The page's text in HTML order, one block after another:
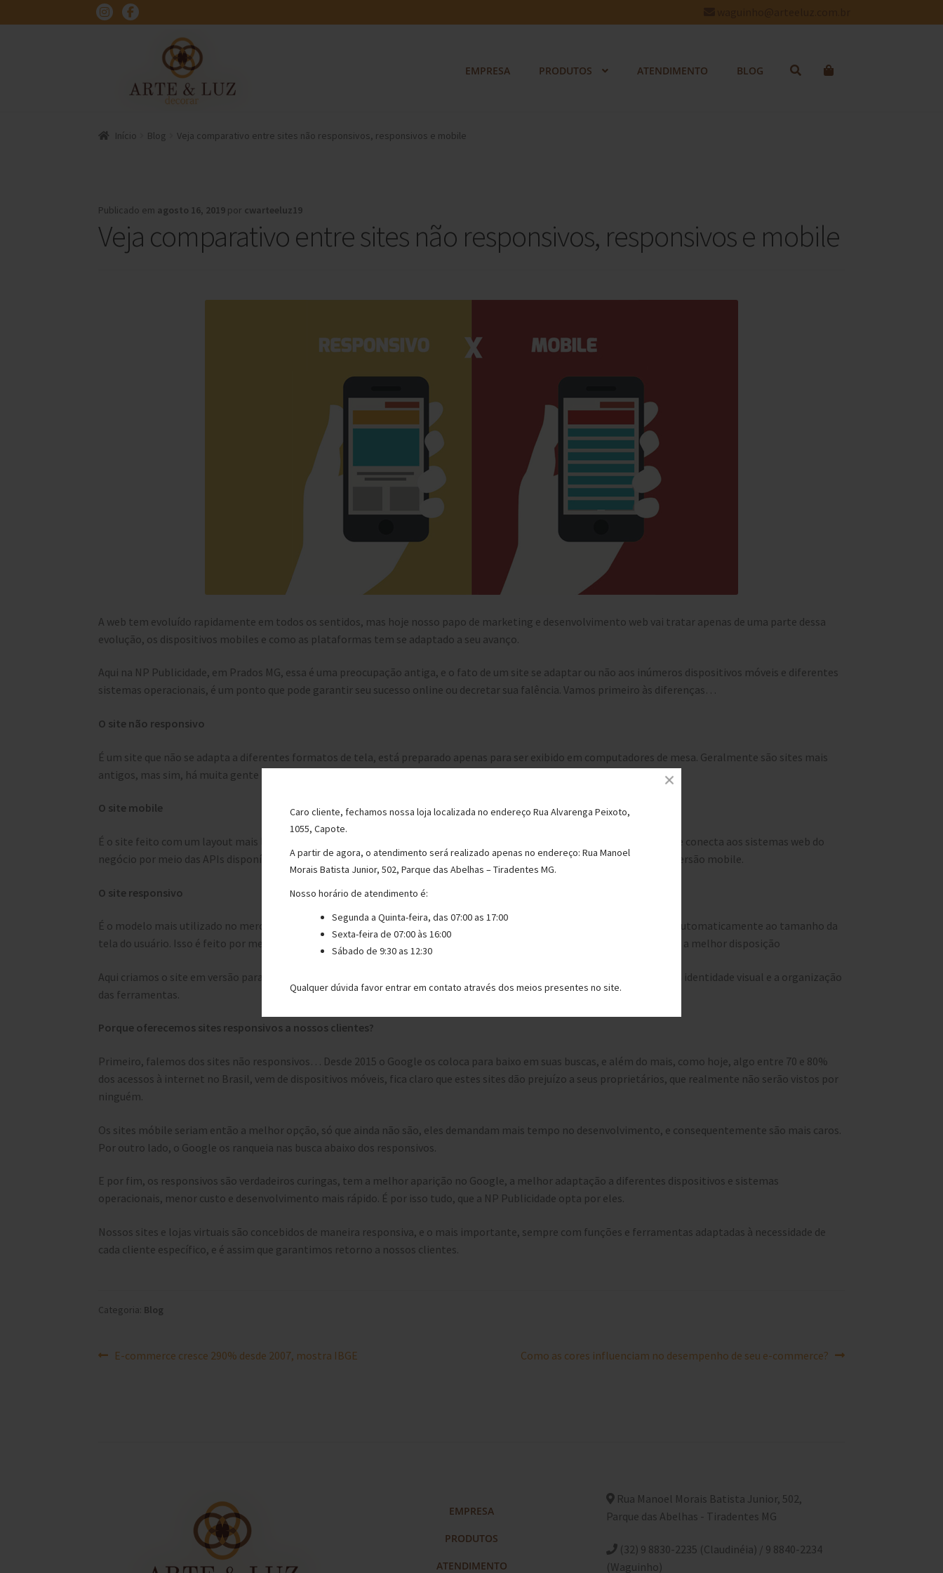
Caro cliente, fechamos nossa loja localizada no endereço Rua Alvarenga Peixoto,
1055, Capote.
A partir de agora, o atendimento será realizado apenas no endereço: Rua Manoel
Morais Batista Junior, 502, Parque das Abelhas – Tiradentes MG.
Nosso horário de atendimento é:
Segunda a Quinta-feira, das 07:00 as 17:00
Sexta-feira de 07:00 às 16:00
Sábado de 9:30 as 12:30
Qualquer dúvida favor entrar em contato através dos meios presentes no site.
conteúdo
EMPRESA PRODUTOS ATENDIMENTO BLOG
Início Blog Veja comparativo entre sites não responsivos, responsivos e mobile
Publicado em agosto 16, 2019 por cwarteeluz19
Veja comparativo entre sites não responsivos, responsivos e mobile
A web tem evoluído rapidamente em todos os sentidos, mas hoje nosso papo de marketing e desenvolvimento web vai tratar apenas de uma parte dessa
evolução, os dispositivos mobiles e como as plataformas tem se adaptado a seu avanço.
Aqui na NP Publicidade, em Prados MG, essa é uma preocupação antiga, e o fato de um site se adaptar ou não aos inúmeros dispositivos móveis e diferentes
sistemas operacionais, é um ponto que pode garantir seu sucesso online ou decretar sua falência. Vamos primeiro às diferenças…
O site não responsivo
É um site que não se adapta a diferentes formatos de tela, está preparado apenas para ser exibido em computadores de mesa. Geralmente são sites mais
antigos, mas sim, há muita gente por aí fazendo sites deste jeito até hoje.
O site mobile
É o site feito com um layout mais leve, todo voltado para aparelhos móveis. Em geral, é acessível por uma URL própria e se conecta aos sistemas web do
negócio por meio das APIs disponíveis. Nesse caso, a versão para computadores é criada depois, como uma adaptação da versão mobile.
O site responsivo
É o modelo mais utilizado no mercado, e é a forma como trabalhamos aqui na NP Publicidade. Ele é aquele que se adapta automaticamente ao tamanho da
tela do usuário. Isso é feito por meio de configurações específicas no site que entendem o formato de tela e criam para tal a melhor disposição
Aqui criamos o site em versão para computadores e vamos criando à partir desta, as versões menores, sempre mantendo a identidade visual e a organização
das ferramentas.
Porque oferecemos sites responsivos a nossos clientes?
Primeiro, falemos dos sites não responsivos… Desde 2015 o Google os coloca para baixo em suas buscas, e além do mais, como hoje, algo entre 70 e 80%
dos acessos à internet no Brasil, vem de dispositivos móveis, fica claro que estes sites dão prejuízo a seus proprietários, que realmente não serão vistos por
ninguém.
Os sites móbile seriam então a melhor opção, só que ainda não são, eles demandam mais tempo no desenvolvimento, e consequentemente são mais caros.
Por outro lado, o Google os ranqueia nas busca abaixo dos responsivos.
E por fim, os responsivos são verdadeiros curingas, tem a melhor aparição no Google, a melhor adaptação a diferentes dispositivos e sistemas
operacionais, menor custo e desenvolvimento mais rápido. É por isso tudo, que a NP Publicidade opta por eles.
Nossos sites e lojas virtuais são concebidos de maneira responsiva, e o mais importante, sempre com funções e ferramentas adaptadas à necessidade de
cada cliente específico, e é assim que garantimos retorno a nossos clientes.
Categoria: Blog
Navegação
Post
E-commerce cresce 290% desde 2007, mostra IBGE
Próximo
Como as cores influenciam no desempenho de seu e-commerce?
EMPRESA
PRODUTOS
ATENDIMENTO
Rua Manoel Morais Batista Junior, 502,
Parque das Abelhas - Tiradentes MG
(32) 9 8830-2235 (Claudinéia) / 9 8840-2234
(Waguinho)